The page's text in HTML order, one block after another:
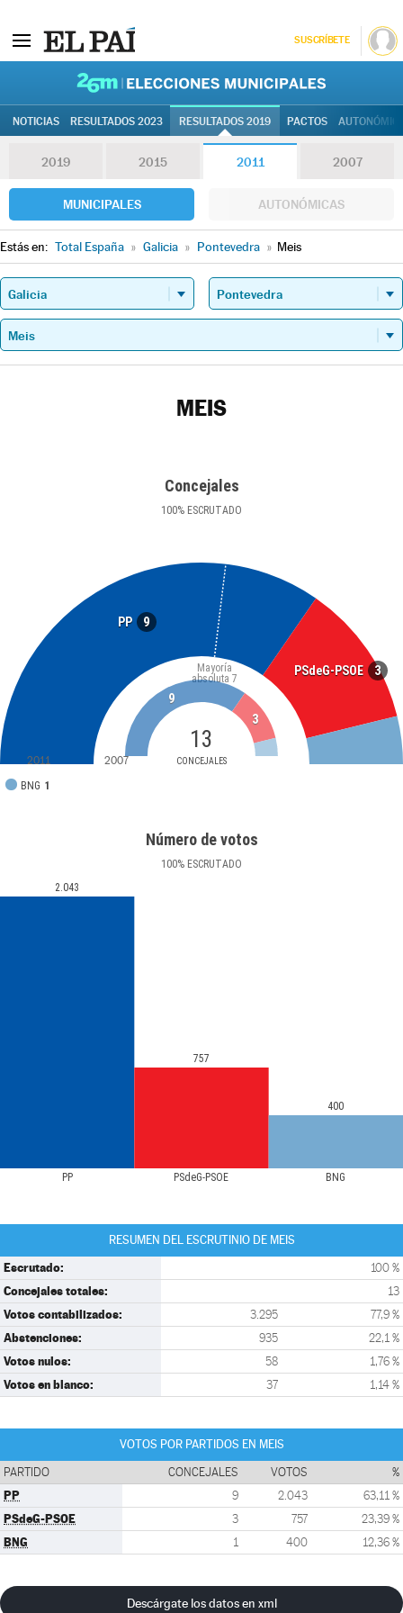
SUSCRÍBETE
NOTICIAS RESULTADOS 2023 RESULTADOS 2019 PACTOS
2019 2015 2011 2007
MUNICIPALES AUTONÓMICAS
Estás en: Total España » Galicia » Pontevedra » Meis
MEIS
Concejales
100% ESCRUTADO
PP 9
PSdeG-PSOE 3
13
CONCEJALES
Mayoría
absoluta 7
BNG 1
9
3
2011 2007
Número de votos
100% ESCRUTADO
PP PSdeG-PSOE BNG
2.043
757
400
RESUMEN DEL ESCRUTINIO DE MEIS
Escrutado: 100 %
Concejales totales: 13
Votos contabilizados: 3.295 77,9 %
Abstenciones: 935 22,1 %
Votos nulos: 58 1,76 %
Votos en blanco: 37 1,14 %
VOTOS POR PARTIDOS EN MEIS
PARTIDO CONCEJALES VOTOS %
PP 9 2.043 63,11 %
PSdeG-PSOE 3 757 23,39 %
BNG 1 400 12,36 %
Descárgate los datos en xml